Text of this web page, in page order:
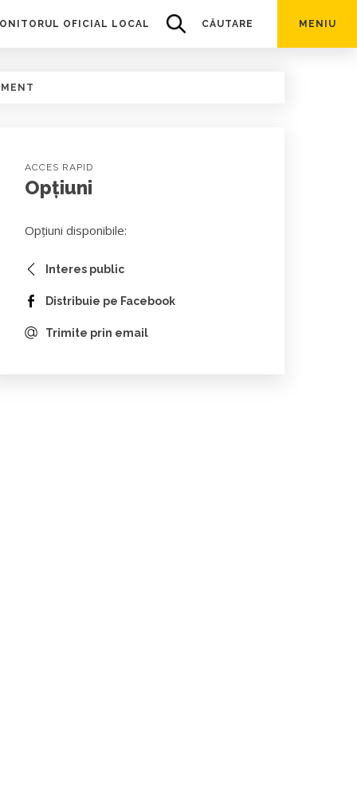
OFICIAL LOCAL CĂUTARE MENIU
ACCES RAPID
Opțiuni
Opțiuni disponibile:
Interes public
Distribuie pe Facebook
Trimite prin email